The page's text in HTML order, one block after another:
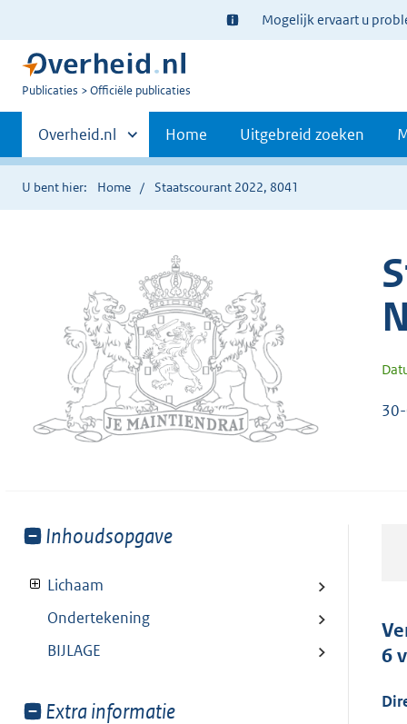
Ter
informatie:
Mogelijk ervaart u
U
Publicaties Officiële publicaties
Primaire
navigatie
Andere
sites
binnen
Overheid.nl Home Uitgebreid zoeken
U bent hier: Home Staatscourant 2022, 8041
Toon
van:
Inhoudsopgave
Lichaam
Ondertekening
BIJLAGE
Toon
Extra informatie
6